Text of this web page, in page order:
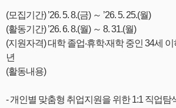
(모집기간) ’26. 5. 8.(금) ～ ’26. 5. 25.(월)
(활동기간) ’26. 6. 8.(월) ～ 8. 31.(월)
(지원자격) 대학 졸업‧휴학‧재학 중인 34세
년
(활동내용)
- 개인별 맞춤형 취업지원을 위한 1:1 직업탐